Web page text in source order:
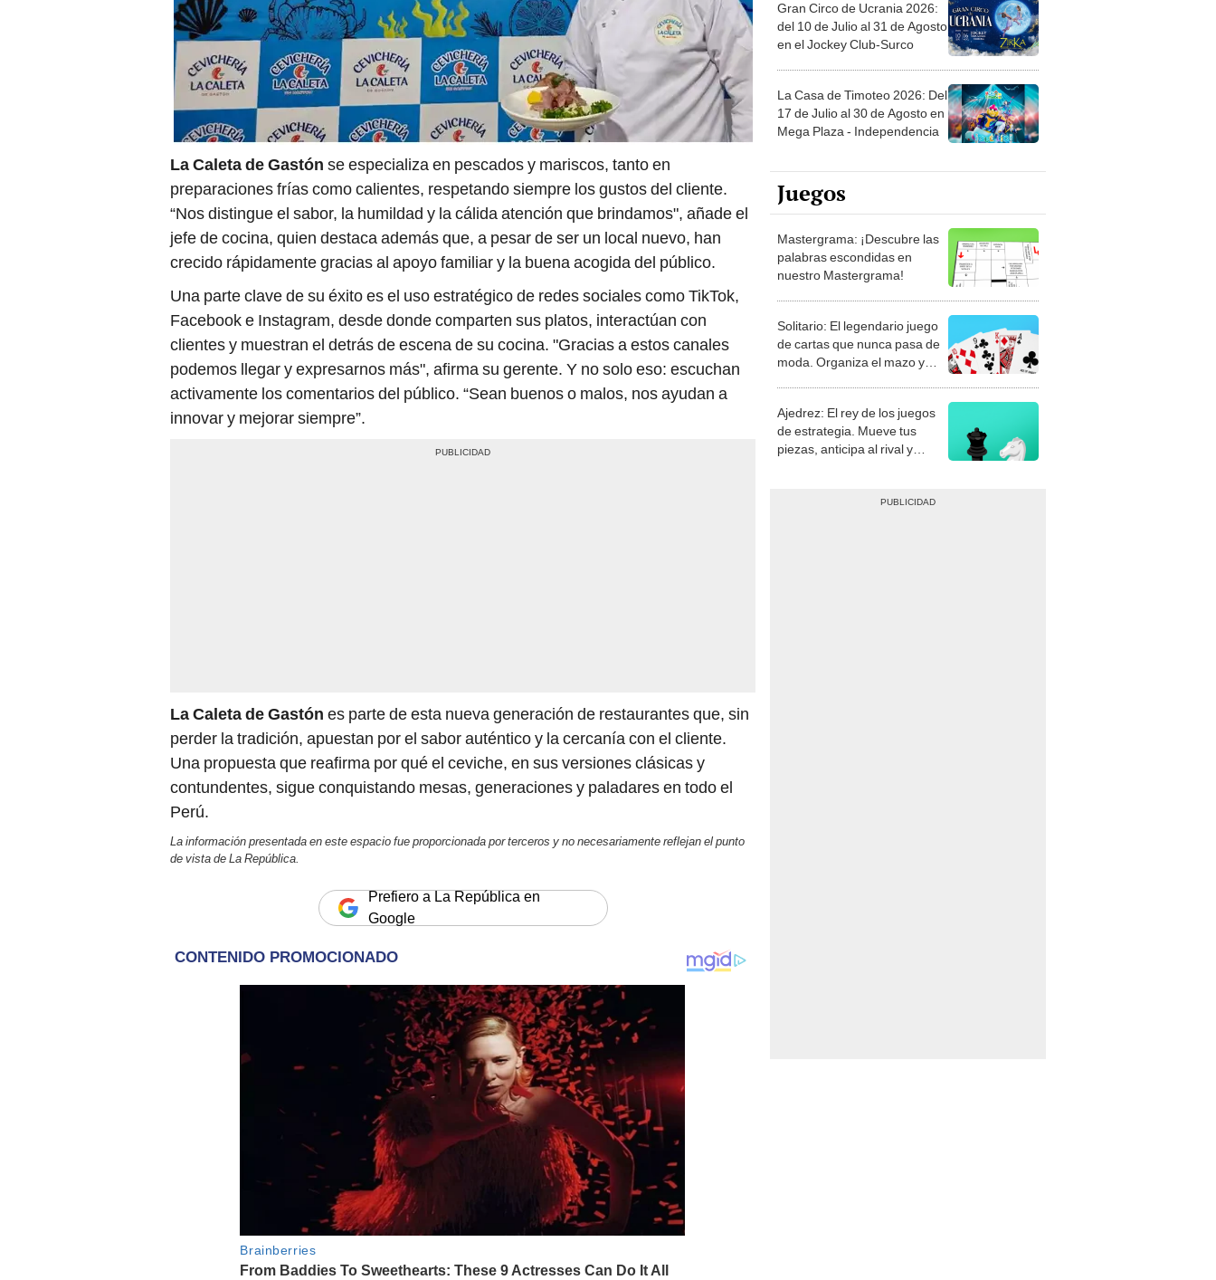
La Caleta de Gastón se especializa en pescados y mariscos, tanto en
preparaciones frías como calientes, respetando siempre los gustos del cliente.
“Nos distingue el sabor, la humildad y la cálida atención que brindamos", añade el
jefe de cocina, quien destaca además que, a pesar de ser un local nuevo, han
crecido rápidamente gracias al apoyo familiar y la buena acogida del público.
Una parte clave de su éxito es el uso estratégico de redes sociales como TikTok,
Facebook e Instagram, desde donde comparten sus platos, interactúan con
clientes y muestran el detrás de escena de su cocina. "Gracias a estos canales
podemos llegar y expresarnos más", afirma su gerente. Y no solo eso: escuchan
activamente los comentarios del público. “Sean buenos o malos, nos ayudan a
innovar y mejorar siempre”.
La Caleta de Gastón es parte de esta nueva generación de restaurantes que, sin
perder la tradición, apuestan por el sabor auténtico y la cercanía con el cliente.
Una propuesta que reafirma por qué el ceviche, en sus versiones clásicas y
contundentes, sigue conquistando mesas, generaciones y paladares en todo el
Perú.
La información presentada en este espacio fue proporcionada por terceros y no necesariamente reflejan el punto
de vista de La República.
Prefiero a La República en
Google
Gran Circo de Ucrania 2026:
del 10 de Julio al 31 de Agosto
en el Jockey Club-Surco
La Casa de Timoteo 2026: Del
17 de Julio al 30 de Agosto en
Mega Plaza - Independencia
Juegos
Mastergrama: ¡Descubre las
palabras escondidas en
nuestro Mastergrama!
Solitario: El legendario juego
de cartas que nunca pasa de
moda. Organiza el mazo y
Ajedrez: El rey de los juegos
de estrategia. Mueve tus
piezas, anticipa al rival y